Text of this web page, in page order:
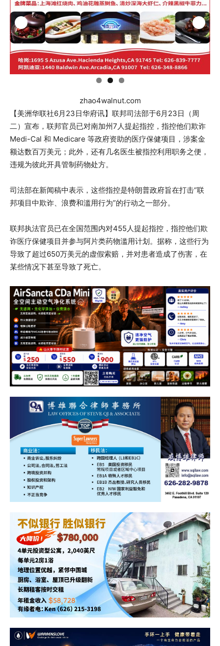
zhao4walnut.com
【美洲华联社6月23日华府讯】联邦司法部于6月23日（周
二）宣布，联邦官员已对南加州7人提起指控，指控他们欺诈
Medi-Cal 和 Medicare 等政府资助的医疗保健项目，涉案金
额达数百万美元；此外，还有几名医生被指控利用职务之便，
违规为彼此开具管制药物处方。
司法部在新闻稿中表示，这些指控是特朗普政府旨在打击“联
邦项目中欺诈、浪费和滥用行为”的行动之一部分。
联邦执法官员已在全国范围内对455人提起指控，指控他们欺
诈医疗保健项目并参与阿片类药物滥用计划。据称，这些行为
导致了超过650万美元的虚假索赔，并对患者造成了伤害，在
某些情况下甚至导致了死亡。